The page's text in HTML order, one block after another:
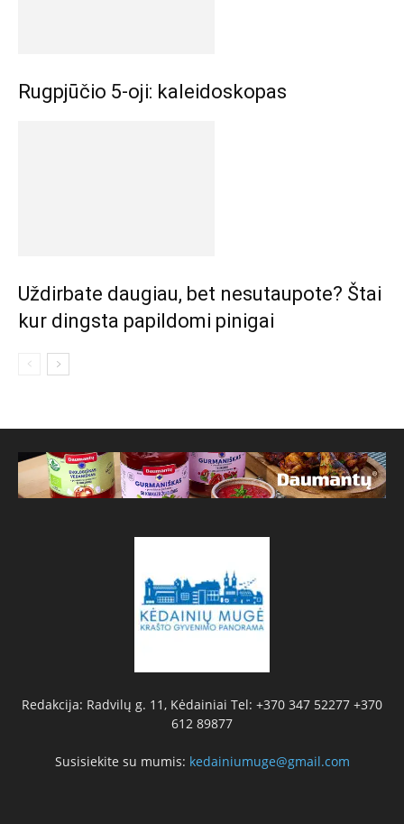
Rugpjūčio 5-oji: kaleidoskopas
Uždirbate daugiau, bet nesutaupote? Štai
kur dingsta papildomi pinigai
Redakcija: Radvilų g. 11, Kėdainiai Tel: +370 347 52277 +370
612 89877
Susisiekite su mumis: kedainiumuge@gmail.com